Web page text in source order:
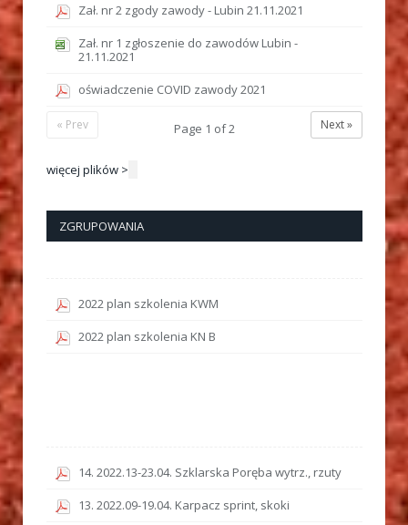
Zał. nr 2 zgody zawody - Lubin 21.11.2021
Zał. nr 1 zgłoszenie do zawodów Lubin -
21.11.2021
oświadczenie COVID zawody 2021
Next »
Page 1 of2
« Prev
więcej plików >
ZGRUPOWANIA
2022 plan szkolenia KWM
2022 plan szkolenia KN B
14. 2022.13-23.04. Szklarska Poręba wytrz., rzuty
13. 2022.09-19.04. Karpacz sprint, skoki